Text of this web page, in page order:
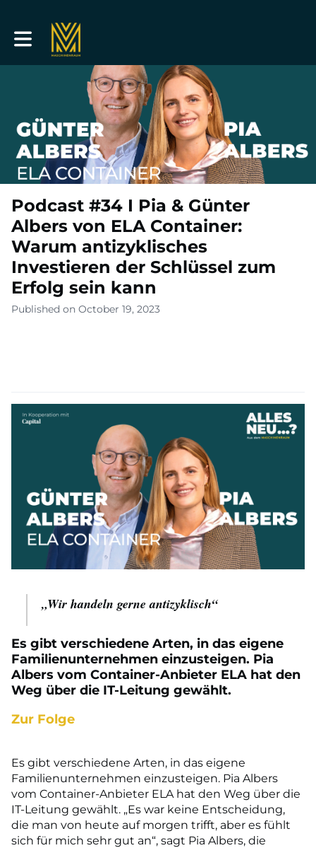
Toggle main navigation
Podcast #34 I Pia & Günter
Albers von ELA Container:
Warum antizyklisches
Investieren der Schlüssel zum
Erfolg sein kann
Published on October 19, 2023
„Wir handeln gerne antizyklisch“
Es gibt verschiedene Arten, in das eigene
Familienunternehmen einzusteigen. Pia
Albers vom Container-Anbieter ELA hat den
Weg über die IT-Leitung gewählt.
Zur Folge
Es gibt verschiedene Arten, in das eigene
Familienunternehmen einzusteigen. Pia Albers
vom Container-Anbieter ELA hat den Weg über die
IT-Leitung gewählt. „Es war keine Entscheidung,
die man von heute auf morgen trifft, aber es fühlt
sich für mich sehr gut an“, sagt Pia Albers, die